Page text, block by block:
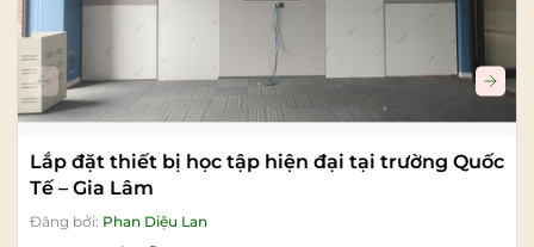
Lắp đặt thiết bị học tập hiện đại tại trường Quốc
Tế – Gia Lâm
Đăng bởi: Phan Diệu Lan